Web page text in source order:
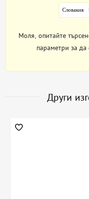
Словакия
Моля, опитайте
параметри за да
Други